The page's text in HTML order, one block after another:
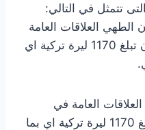
تتمثل في التالي:
العلاقات العامة
في جامعة رجب طيب أردوغان تبلغ 1170 ليرة تركية اي
العامة في
جامعة رجب طيب أردوغان تبلغ 1170 ليرة تركية اي بما